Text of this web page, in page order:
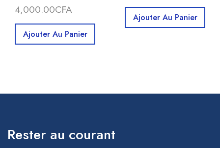
4,000.00CFA
Ajouter Au Panier
Ajouter Au Panier
Rester au courant